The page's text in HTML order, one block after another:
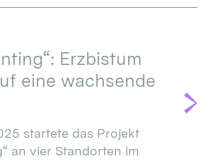
Erzbistum
eine wachsende
startete das Projekt
an vier Standorten im